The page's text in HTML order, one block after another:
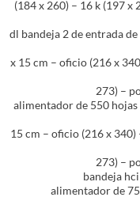
(184 x 260) – 16 k (197 x
dl bandeja 2 de entrada
x 15 cm – oficio (216 x
273) –
alimentador de 550 hojas
15 cm – oficio (216 x 340)
273) –
bandeja
alimentador de